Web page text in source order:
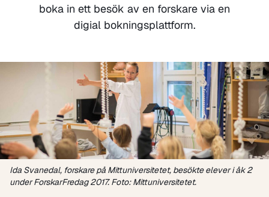
boka in ett besök av en forskare via en
digial bokningsplattform.
Ida Svanedal, forskare på Mittuniversitetet, besökte elever i åk 2
under ForskarFredag 2017. Foto: Mittuniversitetet.